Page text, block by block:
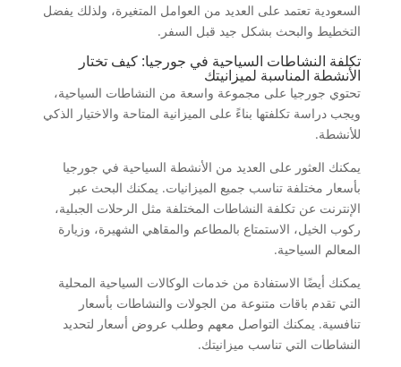
السعودية تعتمد على العديد من العوامل المتغيرة، ولذلك يفضل
التخطيط والبحث بشكل جيد قبل السفر.
تكلفة النشاطات السياحية في جورجيا: كيف تختار
الأنشطة المناسبة لميزانيتك
تحتوي جورجيا على مجموعة واسعة من النشاطات السياحية،
ويجب دراسة تكلفتها بناءً على الميزانية المتاحة والاختيار الذكي
للأنشطة.
يمكنك العثور على العديد من الأنشطة السياحية في جورجيا
بأسعار مختلفة تناسب جميع الميزانيات. يمكنك البحث عبر
الإنترنت عن تكلفة النشاطات المختلفة مثل الرحلات الجبلية،
ركوب الخيل، الاستمتاع بالمطاعم والمقاهي الشهيرة، وزيارة
المعالم السياحية.
يمكنك أيضًا الاستفادة من خدمات الوكالات السياحية المحلية
التي تقدم باقات متنوعة من الجولات والنشاطات بأسعار
تنافسية. يمكنك التواصل معهم وطلب عروض أسعار لتحديد
النشاطات التي تناسب ميزانيتك.